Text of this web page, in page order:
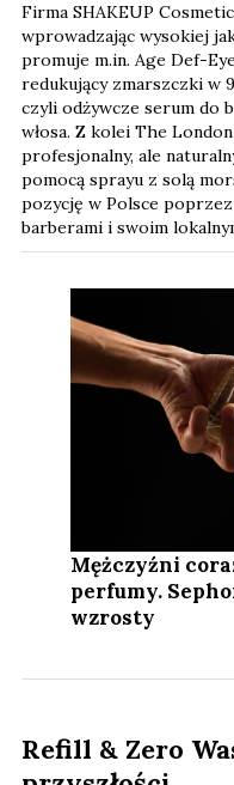
Firma SHAKEUP
wprowadzając wysokiej
promuje m.in. Age Def-
redukujący zmarszczki w
czyli odżywcze serum do
włosa. Z kolei The
profesjonalny, ale
pomocą sprayu z solą
pozycję w Polsce
barberami i swoim
Mężczyźni
perfumy.
wzrosty
Refill & Zero